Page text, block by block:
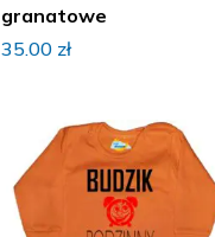
granatowe
35.00 zł